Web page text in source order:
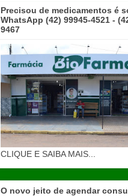
Precisou de medicamentos é
WhatsApp (42) 99945-4521 -
9467
CLIQUE E SAIBA MAIS...
O novo jeito de agendar